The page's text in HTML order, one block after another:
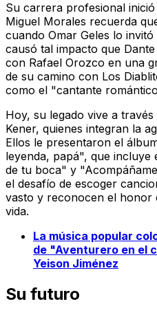
Su carrera profesional
Miguel Morales recuerda
cuando Omar Geles lo
causó tal impacto que
con Rafael Orozco en una
de su camino con Los
como el "cantante
Hoy, su legado vive a
Kener, quienes integran la
Ellos le presentaron el
leyenda, papá", que
de tu boca" y
el desafío de escoger
vasto y reconocen el honor
vida.
La música popular
de "Aventurero en el
Yeison Jiménez
Su futuro